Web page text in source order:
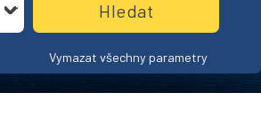
Vymazat všechny parametry